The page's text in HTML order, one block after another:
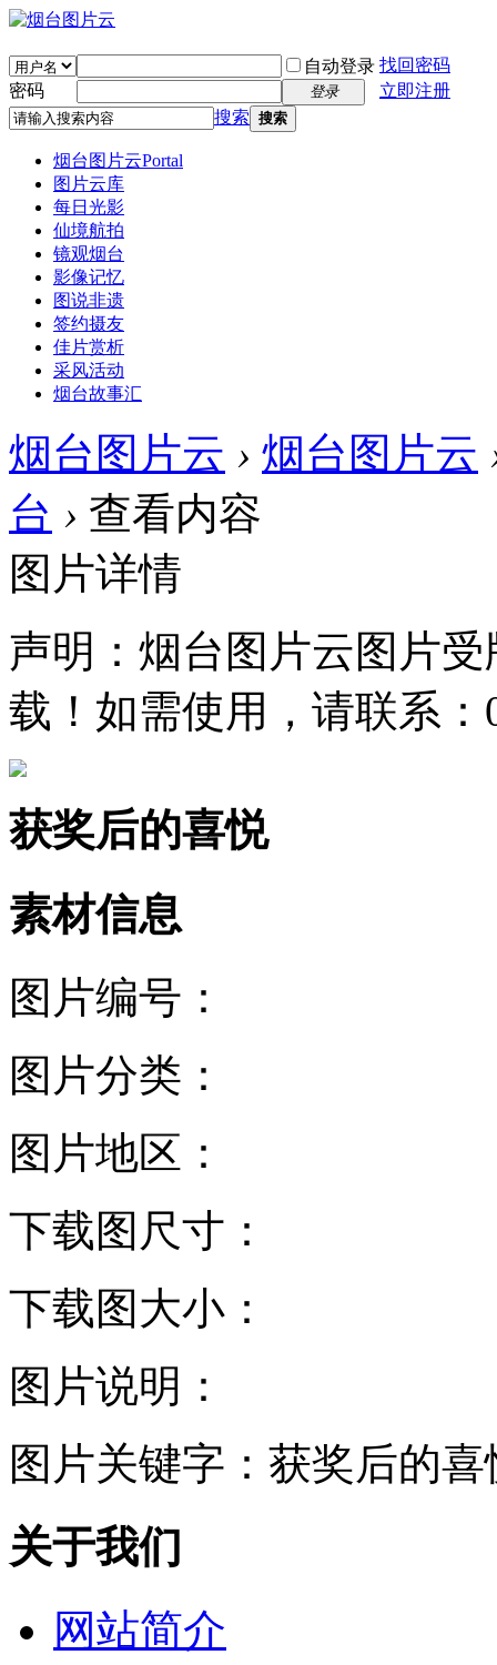
自动登录 找回密码
密码
登录
立即注册
搜索 搜索
烟台图片云Portal
图片云库
每日光影
仙境航拍
镜观烟台
影像记忆
图说非遗
签约摄友
佳片赏析
采风活动
烟台故事汇
烟台图片云 › 烟台图片云
台 › 查看内容
图片详情
声明：烟台图片云图片
载！如需使用，请联系：
获奖后的喜悦
素材信息
图片编号：
图片分类：
图片地区：
下载图尺寸：
下载图大小：
图片说明：
图片关键字： 获奖后的喜
关于我们
网站简介